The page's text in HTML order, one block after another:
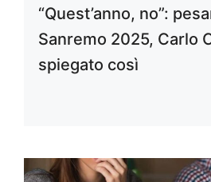
“Quest’anno, no”:
Sanremo 2025, Carlo
spiegato così